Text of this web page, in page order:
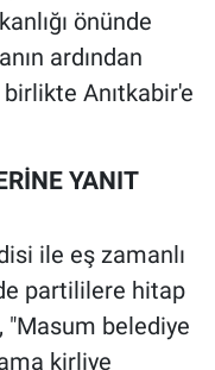
önünde
ardından
Anıtkabir'e
YANIT
ile eş zamanlı
partililere hitap
"Masum belediye
kirliye